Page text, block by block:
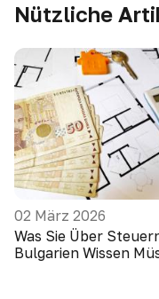
Nützliche
02 März 2026
Was Sie Über
Bulgarien Wissen